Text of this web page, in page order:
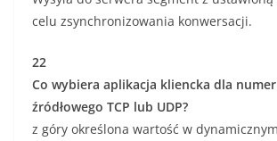
celu zsynchronizowania konwersacji.
22
Co wybiera aplikacja kliencka dla
źródłowego TCP lub UDP?
z góry określona wartość w